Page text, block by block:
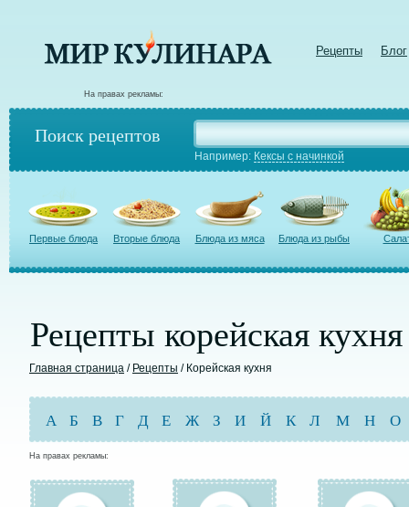
Рецепты Блог
На правах рекламы:
Поиск рецептов
Например: Кексы с начинкой
Первые блюда Вторые блюда Блюда из мяса Блюда из рыбы
Рецепты корейская кухня
Главная страница / Рецепты / Корейская кухня
А Б В Г Д Е Ж З И Й К Л М Н О
На правах рекламы: